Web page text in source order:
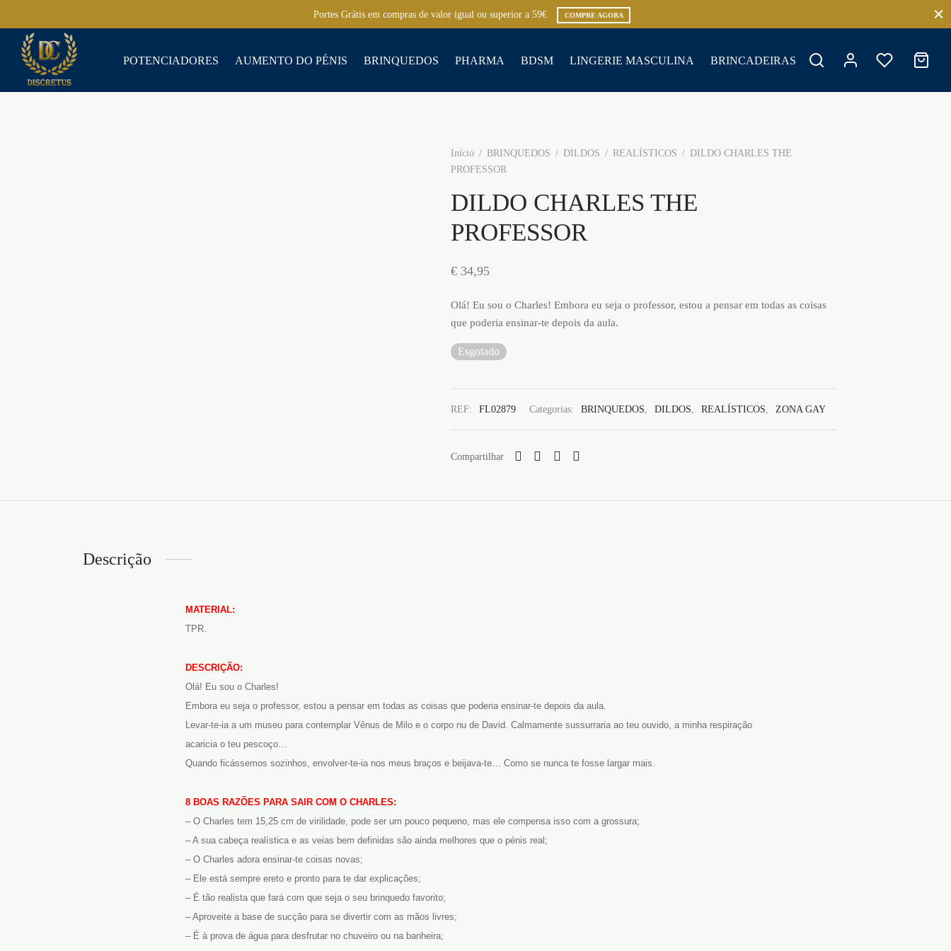
Portes Grátis em compras de valor igual ou superior a 59€ COMPRE AGORA
POTENCIADORES AUMENTO DO PÉNIS BRINQUEDOS PHARMA BDSM LINGERIE MASCULINA BRINCADEIRAS
Início / BRINQUEDOS / DILDOS / REALÍSTICOS / DILDO CHARLES THE
PROFESSOR
DILDO CHARLES THE
PROFESSOR
€ 34,95
Olá! Eu sou o Charles! Embora eu seja o professor, estou a pensar em todas as coisas
que poderia ensinar-te depois da aula.
Esgotado
REF: FL02879 Categorias: BRINQUEDOS, DILDOS, REALÍSTICOS, ZONA GAY
Compartilhar
Descrição
MATERIAL:
TPR.
DESCRIÇÃO:
Olá! Eu sou o Charles!
Embora eu seja o professor, estou a pensar em todas as coisas que poderia ensinar-te depois da aula.
Levar-te-ia a um museu para contemplar Vênus de Milo e o corpo nu de David. Calmamente sussurraria ao teu ouvido, a minha respiração
acaricia o teu pescoço…
Quando ficássemos sozinhos, envolver-te-ia nos meus braços e beijava-te… Como se nunca te fosse largar mais.
8 BOAS RAZÕES PARA SAIR COM O CHARLES:
– O Charles tem 15,25 cm de virilidade, pode ser um pouco pequeno, mas ele compensa isso com a grossura;
– A sua cabeça realística e as veias bem definidas são ainda melhores que o pénis real;
– O Charles adora ensinar-te coisas novas;
– Ele está sempre ereto e pronto para te dar explicações;
– É tão realista que fará com que seja o seu brinquedo favorito;
– Aproveite a base de sucção para se divertir com as mãos livres;
– É à prova de água para desfrutar no chuveiro ou na banheira;